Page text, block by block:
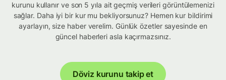
kurunu kullanır ve son 5 yıla ait geçmiş verileri görüntülemenizi
sağlar. Daha iyi bir kur mu bekliyorsunuz? Hemen kur bildirimi
ayarlayın, size haber verelim. Günlük özetler sayesinde en
güncel haberleri asla kaçırmazsınız.
Döviz kurunu takip et